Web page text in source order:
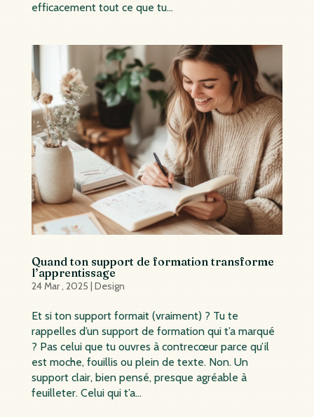
efficacement tout ce que tu...
Quand ton support de formation transforme
l’apprentissage
24 Mar , 2025 | Design
Et si ton support formait (vraiment) ? Tu te
rappelles d’un support de formation qui t’a marqué
? Pas celui que tu ouvres à contrecœur parce qu’il
est moche, fouillis ou plein de texte. Non. Un
support clair, bien pensé, presque agréable à
feuilleter. Celui qui t’a...